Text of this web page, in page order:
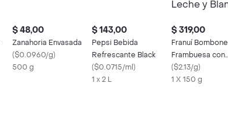
$ 48,00
Zanahoria Envasada
($0.0960/g)
500 g
$ 143,00
Pepsi Bebida
Refrescante Black
($0.0715/ml)
1 x 2 L
$ 319,00
Franuí
Frambuesa con
Chocolate con
y Blanco
($2.13/g)
1 X 150 g